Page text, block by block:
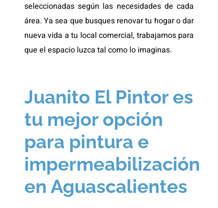
seleccionadas según las necesidades de cada
área. Ya sea que busques renovar tu hogar o dar
nueva vida a tu local comercial, trabajamos para
que el espacio luzca tal como lo imaginas.
Juanito El Pintor es
tu mejor opción
para pintura e
impermeabilización
en Aguascalientes